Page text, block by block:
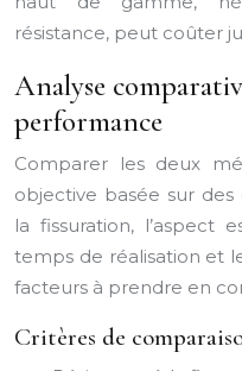
résistance, peut coûter
Analyse
performance
Comparer les deux
objective basée sur des
la fissuration, l’aspect
temps de réalisation et
facteurs à prendre en
Critères de